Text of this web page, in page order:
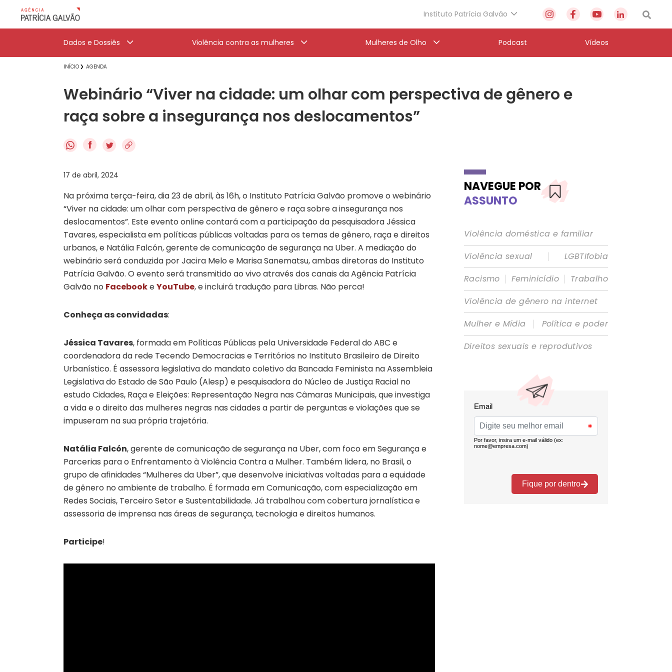
Instituto Patrícia Galvão
Dados e Dossiês Violência contra as mulheres Mulheres de Olho Podcast Vídeos
INÍCIO AGENDA
Webinário “Viver na cidade: um olhar com perspectiva de gênero e
raça sobre a insegurança nos deslocamentos”
f
17 de abril, 2024
Na próxima terça-feira, dia 23 de abril, às 16h, o Instituto Patrícia Galvão promove o webinário
“Viver na cidade: um olhar com perspectiva de gênero e raça sobre a insegurança nos
deslocamentos”. Este evento online contará com a participação da pesquisadora Jéssica
Tavares, especialista em políticas públicas voltadas para os temas de gênero, raça e direitos
urbanos, e Natália Falcón, gerente de comunicação de segurança na Uber. A mediação do
webinário será conduzida por Jacira Melo e Marisa Sanematsu, ambas diretoras do Instituto
Patrícia Galvão. O evento será transmitido ao vivo através dos canais da Agência Patrícia
Galvão no FacebookeYouTube, e incluirá tradução para Libras. Não perca!
Conheça as convidadas:
Jéssica Tavares, formada em Políticas Públicas pela Universidade Federal do ABC e
coordenadora da rede Tecendo Democracias e Territórios no Instituto Brasileiro de Direito
Urbanístico. É assessora legislativa do mandato coletivo da Bancada Feminista na Assembleia
Legislativa do Estado de São Paulo (Alesp) e pesquisadora do Núcleo de Justiça Racial no
estudo Cidades, Raça e Eleições: Representação Negra nas Câmaras Municipais, que investiga
a vida e o direito das mulheres negras nas cidades a partir de perguntas e violações que se
impuseram na sua própria trajetória.
Natália Falcón, gerente de comunicação de segurança na Uber, com foco em Segurança e
Parcerias para o Enfrentamento à Violência Contra a Mulher. Também lidera, no Brasil, o
grupo de afinidades “Mulheres da Uber”, que desenvolve iniciativas voltadas para a equidade
de gênero no ambiente de trabalho. É formada em Comunicação, com especialização em
Redes Sociais, Terceiro Setor e Sustentabilidade. Já trabalhou com cobertura jornalística e
assessoria de imprensa nas áreas de segurança, tecnologia e direitos humanos.
Participe!
NAVEGUE POR
ASSUNTO
Violência doméstica e familiar
Violência sexual
|
LGBTIfobia
Racismo | Feminicídio | Trabalho
Violência de gênero na internet
Mulher e Mídia
|
Política e poder
Direitos sexuais e reprodutivos